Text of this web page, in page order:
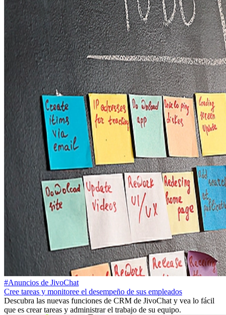
#Anuncios de JivoChat
Cree tareas y monitoree el desempeño de sus empleados
Descubra las nuevas funciones de CRM de JivoChat y vea lo fácil
que es crear tareas y administrar el trabajo de su equipo.